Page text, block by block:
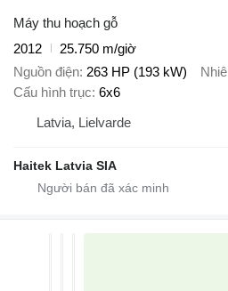
Máy thu hoạch gỗ
2012
25.750 m/giờ
Nguồn điện 263 HP (193 kW)
Cấu hình trục 6x6
Latvia, Lielvarde
Haitek Latvia SIA